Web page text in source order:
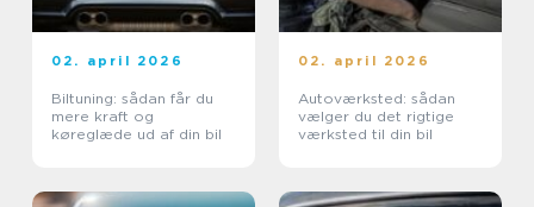
02. april 2026
Biltuning: sådan får du
mere kraft og
køreglæde ud af din bil
02. april 2026
Autoværksted: sådan
vælger du det rigtige
værksted til din bil